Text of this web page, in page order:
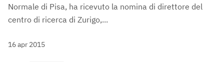
Normale di Pisa, ha ricevuto la nomina di direttore del
centro di ricerca di Zurigo,...
16 apr 2015